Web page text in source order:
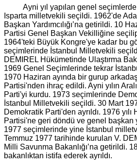
Ayni yıl yapılan genel seçimlerde
Isparta milletvekili seçildi. 1962'de
Başkan Yardımcılığı’na getirildi. 10
Partisi Genel Başkan Vekilliğine
1964'teki Büyük Kongre'ye kadar bu
seçimlerinde İstanbul Milletvekili
DEMIREL Hükümetinde Ulaştırma
1969 Genel Seçimlerinde tekrar
1970 Haziran ayında bir gurup
Partisi'nden ihraç edildi. Ayni yılın
Parti'yi kurdu. 1973 seçimlerinde
İstanbul Milletvekili seçildi. 30 Mart
Demokratik Parti'den ayrıldı. 1976 yılı
Partisi'ne geri döndü ve genel başkan
1977 seçimlerinde yine İstanbul
Temmuz 1977 tarihinde kurulan V.
Milli Savunma Bakanlığı’na getirildi.
bakanlıktan istifa ederek ayrıldı.